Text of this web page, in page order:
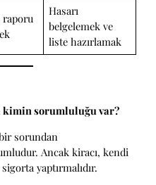
raporu
Hasarı
belgelemek ve
liste hazırlamak
kimin sorumluluğu var?
bir sorundan
Ancak kiracı, kendi
yaptırmalıdır.